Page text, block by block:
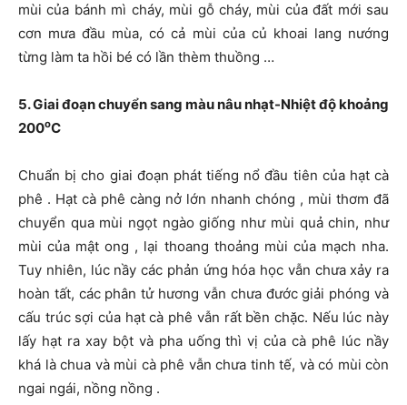
mùi của bánh mì cháy, mùi gỗ cháy, mùi của đất mới sau
cơn mưa đầu mùa, có cả mùi của củ khoai lang nướng
từng làm ta hồi bé có lần thèm thuồng …
5. Giai đoạn chuyển sang màu nâu nhạt-Nhiệt độ khoảng
200oC
Chuẩn bị cho giai đoạn phát tiếng nổ đầu tiên của hạt cà
phê . Hạt cà phê càng nở lớn nhanh chóng , mùi thơm đã
chuyển qua mùi ngọt ngào giống như mùi quả chin, như
mùi của mật ong , lại thoang thoảng mùi của mạch nha.
Tuy nhiên, lúc nầy các phản ứng hóa học vẫn chưa xảy ra
hoàn tất, các phân tử hương vẫn chưa đước giải phóng và
cấu trúc sợi của hạt cà phê vẫn rất bền chặc. Nếu lúc này
lấy hạt ra xay bột và pha uống thì vị của cà phê lúc nầy
khá là chua và mùi cà phê vẫn chưa tinh tế, và có mùi còn
ngai ngái, nồng nồng .